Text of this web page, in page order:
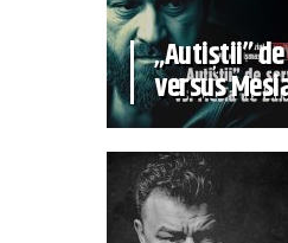
„Autiștii”
versus